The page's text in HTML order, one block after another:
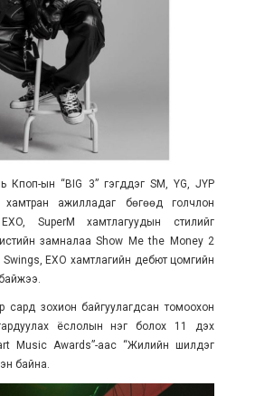
Кпоп-ын “BIG 3” гэгддэг SM, YG, JYP
хамтран ажилладаг бөгөөд голчлон
SuperM хамтлагуудын стилийг
замналаа Show Me the Money 2
Swings, EXO хамтлагийн дебют цомгийн
байжээ.
сард зохион байгуулагдсан томоохон
ёслолын нэг болох 11 дэх
Music Awards”-аас “Жилийн шилдэг
байна.